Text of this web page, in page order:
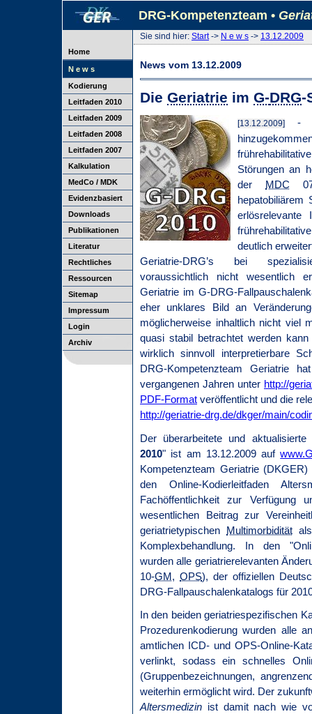
DRG-Kompetenzteam •
Home
N e w s
Kodierung
Leitfaden 2010
Leitfaden 2009
Leitfaden 2008
Leitfaden 2007
Kalkulation
MedCo / MDK
Evidenzbasiert
Downloads
Publikationen
Literatur
Rechtliches
Ressourcen
Sitemap
Impressum
Login
Archiv
Sie sind hier: Start-> N e w s -> 13.12.2009
News vom 13.12.2009
Die Geriatrie im G-DRG-
[13.12.2009]
-
Störungen an
der MDC
erlösrelevante
deutlich
Geriatrie-DRG’s bei
voraussichtlich nicht wesentlich
Geriatrie im G-DRG-
eher unklares Bild an
möglicherweise inhaltlich nicht viel
quasi stabil betrachtet werden
wirklich sinnvoll interpretierbare
DRG-Kompetenzteam Geriatrie
vergangenen Jahren unter http://
PDF-Format veröffentlicht und die
http://geriatrie-drg.de/dkger/main/
Der überarbeitete und aktualisierte
2010" ist am 13.12.2009 auf
Kompetenzteam Geriatrie
den Online-Kodierleitfaden
Fachöffentlichkeit zur Verfügung
wesentlichen Beitrag zur
geriatrietypischen Multimorbidität
Komplexbehandlung. In den
wurden alle geriatrierelevanten
10-GM, OPS), der offiziellen
DRG-Fallpauschalenkatalogs für
In den beiden geriatriespezifischen
Prozedurenkodierung wurden alle
amtlichen ICD- und OPS-Online-
verlinkt, sodass ein schnelles
(Gruppenbezeichnungen,
weiterhin ermöglicht wird. Der
Altersmedizin ist damit nach wie